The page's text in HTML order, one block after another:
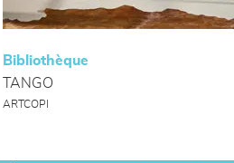
Bibliothèque
TANGO
ARTCOPI